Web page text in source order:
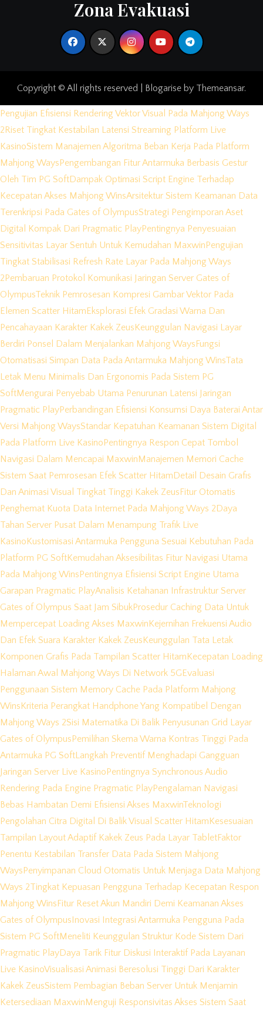
Zona Evakuasi
Copyright © All rights reserved Blogarise by Themeansar.
Pengujian Efisiensi Rendering Vektor Visual Pada Mahjong Ways
2Riset Tingkat Kestabilan Latensi Streaming Platform Live
KasinoSistem Manajemen Algoritma Beban Kerja Pada Platform
Mahjong WaysPengembangan Fitur Antarmuka Berbasis Gestur
Oleh Tim PG SoftDampak Optimasi Script Engine Terhadap
Kecepatan Akses Mahjong WinsArsitektur Sistem Keamanan Data
Terenkripsi Pada Gates of OlympusStrategi Pengimporan Aset
Digital Kompak Dari Pragmatic PlayPentingnya Penyesuaian
Sensitivitas Layar Sentuh Untuk Kemudahan MaxwinPengujian
Tingkat Stabilisasi Refresh Rate Layar Pada Mahjong Ways
2Pembaruan Protokol Komunikasi Jaringan Server Gates of
OlympusTeknik Pemrosesan Kompresi Gambar Vektor Pada
Elemen Scatter HitamEksplorasi Efek Gradasi Warna Dan
Pencahayaan Karakter Kakek ZeusKeunggulan Navigasi Layar
Berdiri Ponsel Dalam Menjalankan Mahjong WaysFungsi
Otomatisasi Simpan Data Pada Antarmuka Mahjong WinsTata
Letak Menu Minimalis Dan Ergonomis Pada Sistem PG
SoftMengurai Penyebab Utama Penurunan Latensi Jaringan
Pragmatic PlayPerbandingan Efisiensi Konsumsi Daya Baterai Antar
Versi Mahjong WaysStandar Kepatuhan Keamanan Sistem Digital
Pada Platform Live KasinoPentingnya Respon Cepat Tombol
Navigasi Dalam Mencapai MaxwinManajemen Memori Cache
Sistem Saat Pemrosesan Efek Scatter HitamDetail Desain Grafis
Dan Animasi Visual Tingkat Tinggi Kakek ZeusFitur Otomatis
Penghemat Kuota Data Internet Pada Mahjong Ways 2Daya
Tahan Server Pusat Dalam Menampung Trafik Live
KasinoKustomisasi Antarmuka Pengguna Sesuai Kebutuhan Pada
Platform PG SoftKemudahan Aksesibilitas Fitur Navigasi Utama
Pada Mahjong WinsPentingnya Efisiensi Script Engine Utama
Garapan Pragmatic PlayAnalisis Ketahanan Infrastruktur Server
Gates of Olympus Saat Jam SibukProsedur Caching Data Untuk
Mempercepat Loading Akses MaxwinKejernihan Frekuensi Audio
Dan Efek Suara Karakter Kakek ZeusKeunggulan Tata Letak
Komponen Grafis Pada Tampilan Scatter HitamKecepatan Loading
Halaman Awal Mahjong Ways Di Network 5GEvaluasi
Penggunaan Sistem Memory Cache Pada Platform Mahjong
WinsKriteria Perangkat Handphone Yang Kompatibel Dengan
Mahjong Ways 2Sisi Matematika Di Balik Penyusunan Grid Layar
Gates of OlympusPemilihan Skema Warna Kontras Tinggi Pada
Antarmuka PG SoftLangkah Preventif Menghadapi Gangguan
Jaringan Server Live KasinoPentingnya Synchronous Audio
Rendering Pada Engine Pragmatic PlayPengalaman Navigasi
Bebas Hambatan Demi Efisiensi Akses MaxwinTeknologi
Pengolahan Citra Digital Di Balik Visual Scatter HitamKesesuaian
Tampilan Layout Adaptif Kakek Zeus Pada Layar TabletFaktor
Penentu Kestabilan Transfer Data Pada Sistem Mahjong
WaysPenyimpanan Cloud Otomatis Untuk Menjaga Data Mahjong
Ways 2Tingkat Kepuasan Pengguna Terhadap Kecepatan Respon
Mahjong WinsFitur Reset Akun Mandiri Demi Keamanan Akses
Gates of OlympusInovasi Integrasi Antarmuka Pengguna Pada
Sistem PG SoftMeneliti Keunggulan Struktur Kode Sistem Dari
Pragmatic PlayDaya Tarik Fitur Diskusi Interaktif Pada Layanan
Live KasinoVisualisasi Animasi Beresolusi Tinggi Dari Karakter
Kakek ZeusSistem Pembagian Beban Server Untuk Menjamin
Ketersediaan MaxwinMenguji Responsivitas Akses Sistem Saat